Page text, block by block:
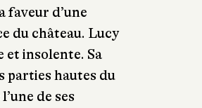
faveur d’une
du château. Lucy
et insolente. Sa
parties hautes du
de ses